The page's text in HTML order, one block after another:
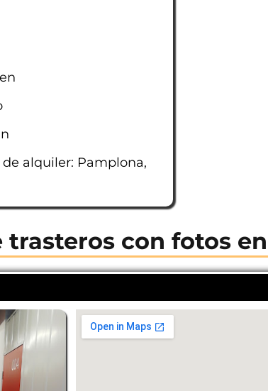
alquiler: Pamplona,
con fotos